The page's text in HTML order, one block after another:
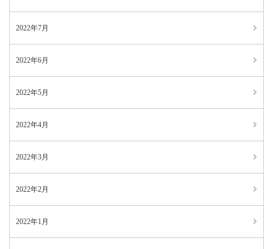
2022年7月
2022年6月
2022年5月
2022年4月
2022年3月
2022年2月
2022年1月